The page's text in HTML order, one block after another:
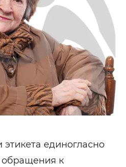
единогласно
обращения к